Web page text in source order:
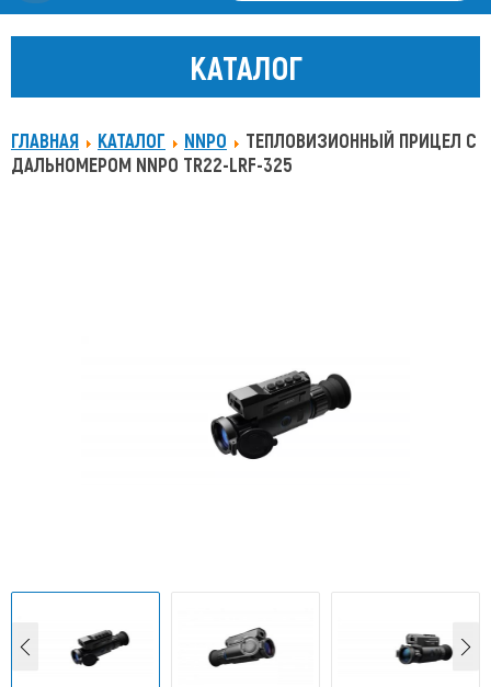
КАТАЛОГ
ГЛАВНАЯ КАТАЛОГ NNPO
ТЕПЛОВИЗИОННЫЙ ПРИЦЕЛ С
ДАЛЬНОМЕРОМ NNPO TR22-LRF-325